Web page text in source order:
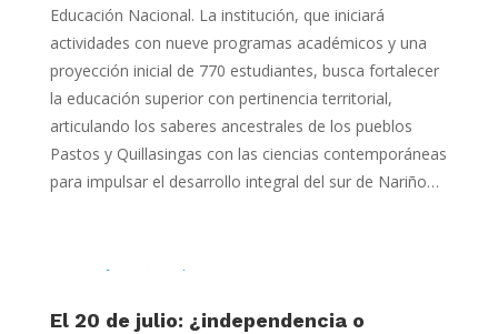
Educación Nacional. La institución, que iniciará
actividades con nueve programas académicos y una
proyección inicial de 770 estudiantes, busca fortalecer
la educación superior con pertinencia territorial,
articulando los saberes ancestrales de los pueblos
Pastos y Quillasingas con las ciencias contemporáneas
para impulsar el desarrollo integral del sur de Nariño…
El 20 de julio: ¿independencia o